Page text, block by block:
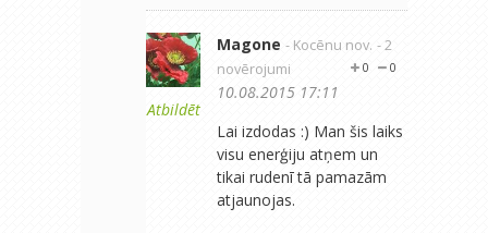
Atbildēt
Magone - Kocēnu nov. - 2
novērojumi
0
0
10.08.2015 17:11
Lai izdodas :) Man šis laiks
visu enerģiju atņem un
tikai rudenī tā pamazām
atjaunojas.